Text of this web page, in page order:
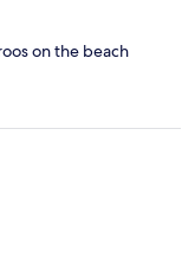
on the beach